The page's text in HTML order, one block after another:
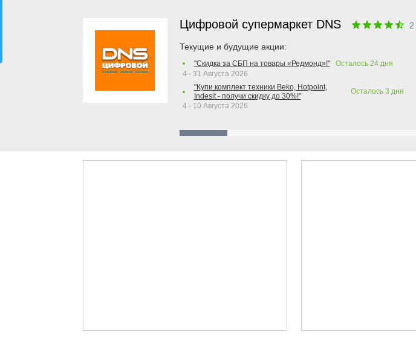
Цифровой супермаркет DNS 2
Текущие и будущие акции:
"Скидка за СБП на товары «Редмонд»!" Осталось 24дня
4 - 31 Августа 2026
"Купи комплект техники Beko, Hotpoint,
Indesit - получи скидку до 30%!"
Осталось 3 дня
4 - 10 Августа 2026